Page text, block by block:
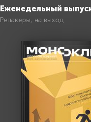
Еженедельный
Репакеры, на выход